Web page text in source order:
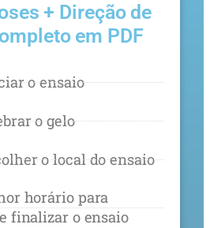
+ Direção de
em PDF
o ensaio
o gelo
o local do ensaio
horário para
finalizar o ensaio